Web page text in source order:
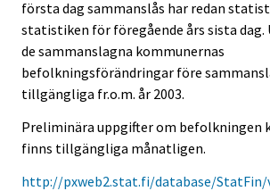
första dag sammanslås har redan
statistiken för föregående års sista dag.
de sammanslagna kommunernas
befolkningsförändringar före
tillgängliga fr.o.m. år 2003.
Preliminära uppgifter om befolkningen
finns tillgängliga månatligen.
http://pxweb2.stat.fi/database/StatFin/